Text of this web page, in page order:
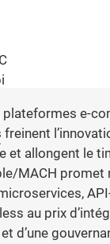
plateformes e-
et allongent le
MACH promet
au prix
d’une